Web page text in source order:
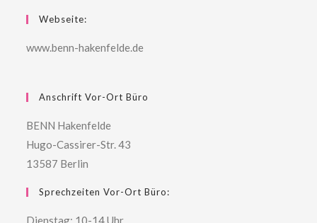
Webseite:
www.benn-hakenfelde.de
Anschrift Vor-Ort Büro
BENN Hakenfelde
Hugo-Cassirer-Str. 43
13587 Berlin
Sprechzeiten Vor-Ort Büro:
Dienstag: 10-14 Uhr